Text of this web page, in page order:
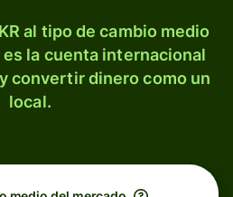
al tipo de cambio medio
la cuenta internacional
convertir dinero como un
local.